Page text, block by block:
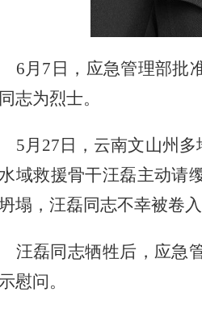
6月7日， 应急管理部批
志为烈士。
5月27日，云南文山州
域救援骨干汪磊主动请
塌，汪磊同志不幸被卷
汪磊同志牺牲后，应急
慰问。